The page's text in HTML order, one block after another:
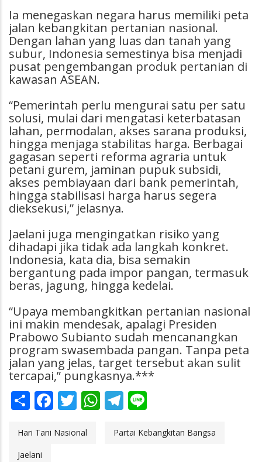
Ia menegaskan negara harus memiliki peta
jalan kebangkitan pertanian nasional.
Dengan lahan yang luas dan tanah yang
subur, Indonesia semestinya bisa menjadi
pusat pengembangan produk pertanian di
kawasan ASEAN.
“Pemerintah perlu mengurai satu per satu
solusi, mulai dari mengatasi keterbatasan
lahan, permodalan, akses sarana produksi,
hingga menjaga stabilitas harga. Berbagai
gagasan seperti reforma agraria untuk
petani gurem, jaminan pupuk subsidi,
akses pembiayaan dari bank pemerintah,
hingga stabilisasi harga harus segera
dieksekusi,” jelasnya.
Jaelani juga mengingatkan risiko yang
dihadapi jika tidak ada langkah konkret.
Indonesia, kata dia, bisa semakin
bergantung pada impor pangan, termasuk
beras, jagung, hingga kedelai.
“Upaya membangkitkan pertanian nasional
ini makin mendesak, apalagi Presiden
Prabowo Subianto sudah mencanangkan
program swasembada pangan. Tanpa peta
jalan yang jelas, target tersebut akan sulit
tercapai,” pungkasnya.***
ShareFacebook
Twitter
WhatsApp
Telegram
Hari Tani Nasional
Partai Kebangkitan Bangsa
Jaelani